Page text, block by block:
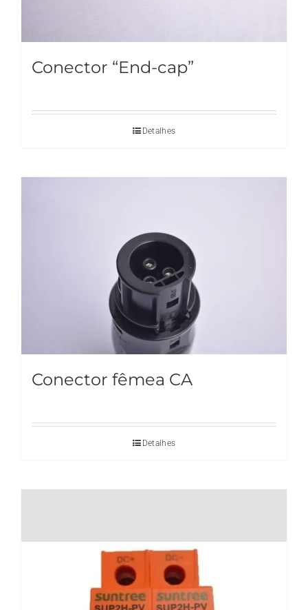
Conector “End-cap”
Detalhes
Conector fêmea CA
Detalhes